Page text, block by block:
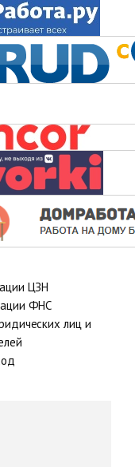
ЦЗН
ФНС
лиц и